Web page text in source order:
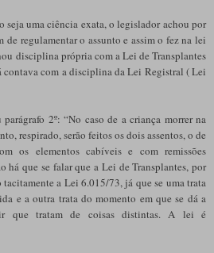
seja uma ciência exata, o legislador achou por
de regulamentar o assunto e assim o fez na lei
disciplina própria com a Lei de Transplantes
com a disciplina da Lei Registral ( Lei
2º: “No caso de a criança morrer na
respirado, serão feitos os dois assentos, o de
os elementos cabíveis e com remissões
há que se falar que a Lei de Transplantes, por
tacitamente a Lei 6.015/73, já que se uma trata
e a outra trata do momento em que se dá a
que tratam de coisas distintas. A lei é